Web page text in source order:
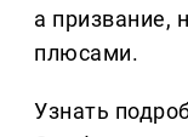
а призвание,
плюсами.
Узнать